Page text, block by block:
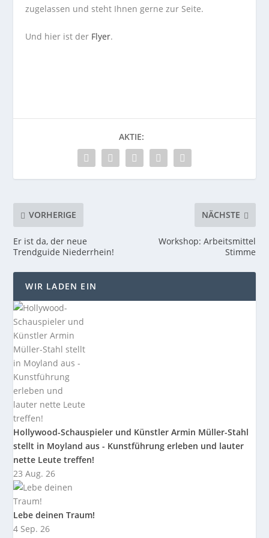
zugelassen und steht Ihnen gerne zur Seite.
Und hier ist der Flyer.
AKTIE:
VORHERIGE
Er ist da, der neue
Trendguide Niederrhein!
NÄCHSTE
Workshop: Arbeitsmittel
Stimme
WIR LADEN EIN
Hollywood-Schauspieler und Künstler Armin Müller-Stahl
stellt in Moyland aus - Kunstführung erleben und lauter
nette Leute treffen!
23 Aug. 26
Lebe deinen Traum!
4 Sep. 26